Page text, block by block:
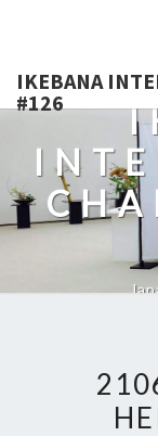
IKEBANA
#126